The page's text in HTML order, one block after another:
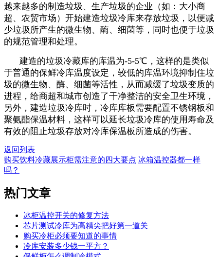
越来越多的制造垃圾、生产垃圾的企业（如：大小商
超、农贸市场）开始建造垃圾冷库来存放垃圾，以便减
少垃圾所产生的微生物、酶、细菌等，同时也便于垃圾
的规范管理和处理。
建造的垃圾冷藏库的库温为-5-5℃，这样的是类似
于普通的保鲜冷库温度设定，较低的库温环境抑制住垃
圾的微生物、酶、细菌等活性，从而减缓了垃圾变质的
进程，给商超和城市创造了干净整洁的安全卫生环境，
另外，建造垃圾冷库时，冷库库板需要配置不锈钢板和
聚氨酯保温材料，这样可以延长垃圾冷库的使用寿命及
有效的阻止垃圾存放对冷库保温板所造成的伤害。
返回列表
购买饮料冷藏展示柜需注意的四大要点 冰箱温控器都一样
吗？
热门文章
冰柜温控开关的修复方法
芯片测试冷库为高精尖把好第一道关
购买冷柜必须要知道的事情
冷库安装多少钱一平方？